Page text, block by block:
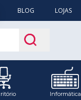
BLOG LOJAS
Informática